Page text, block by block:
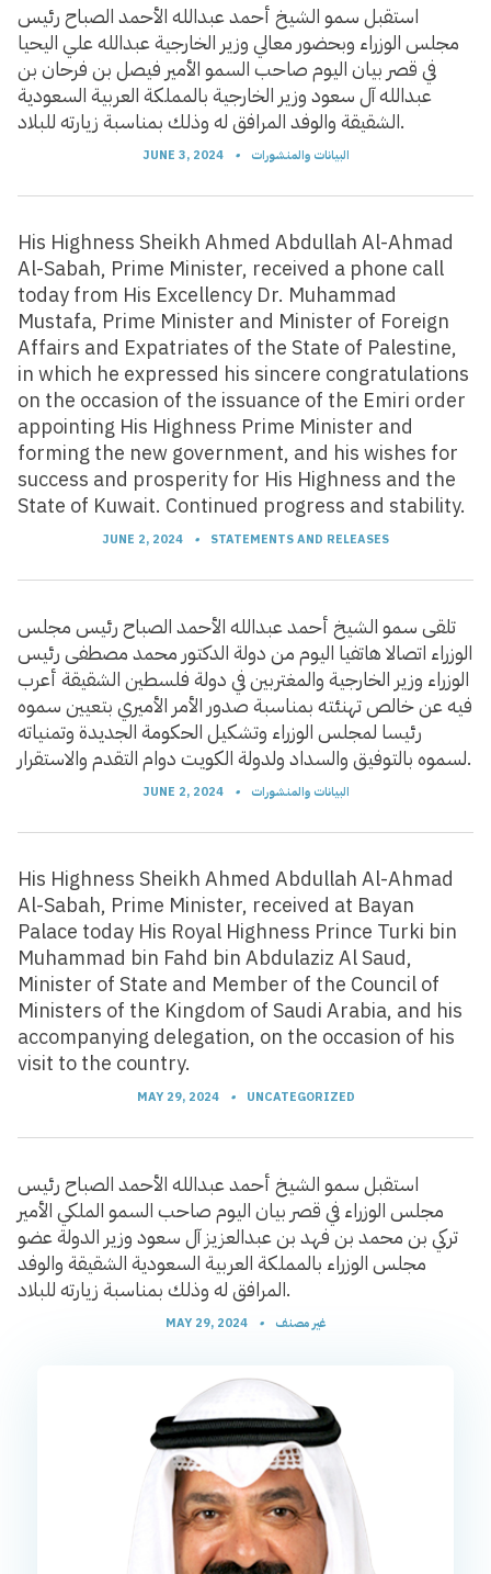
استقبل سمو الشيخ أحمد عبدالله الأحمد الصباح رئيس
مجلس الوزراء وبحضور معالي وزير الخارجية عبدالله علي اليحيا
في قصر بيان اليوم صاحب السمو الأمير فيصل بن فرحان بن
عبدالله آل سعود وزير الخارجية بالمملكة العربية السعودية
الشقيقة والوفد المرافق له وذلك بمناسبة زيارته للبلاد.
JUNE 3, 2024 • البيانات والمنشورات
His Highness Sheikh Ahmed Abdullah Al-Ahmad
Al-Sabah, Prime Minister, received a phone call
today from His Excellency Dr. Muhammad
Mustafa, Prime Minister and Minister of Foreign
Affairs and Expatriates of the State of Palestine,
in which he expressed his sincere congratulations
on the occasion of the issuance of the Emiri order
appointing His Highness Prime Minister and
forming the new government, and his wishes for
success and prosperity for His Highness and the
State of Kuwait. Continued progress and stability.
JUNE 2, 2024 • STATEMENTS AND RELEASES
تلقى سمو الشيخ أحمد عبدالله الأحمد الصباح رئيس مجلس
الوزراء اتصالا هاتفيا اليوم من دولة الدكتور محمد مصطفى رئيس
الوزراء وزير الخارجية والمغتربين في دولة فلسطين الشقيقة أعرب
فيه عن خالص تهنئته بمناسبة صدور الأمر الأميري بتعيين سموه
رئيسا لمجلس الوزراء وتشكيل الحكومة الجديدة وتمنياته
لسموه بالتوفيق والسداد ولدولة الكويت دوام التقدم والاستقرار.
JUNE 2, 2024 • البيانات والمنشورات
His Highness Sheikh Ahmed Abdullah Al-Ahmad
Al-Sabah, Prime Minister, received at Bayan
Palace today His Royal Highness Prince Turki bin
Muhammad bin Fahd bin Abdulaziz Al Saud,
Minister of State and Member of the Council of
Ministers of the Kingdom of Saudi Arabia, and his
accompanying delegation, on the occasion of his
visit to the country.
MAY 29, 2024 • UNCATEGORIZED
استقبل سمو الشيخ أحمد عبدالله الأحمد الصباح رئيس
مجلس الوزراء في قصر بيان اليوم صاحب السمو الملكي الأمير
تركي بن محمد بن فهد بن عبدالعزيز آل سعود وزير الدولة عضو
مجلس الوزراء بالمملكة العربية السعودية الشقيقة والوفد
المرافق له وذلك بمناسبة زيارته للبلاد.
MAY 29, 2024 • غير مصنف